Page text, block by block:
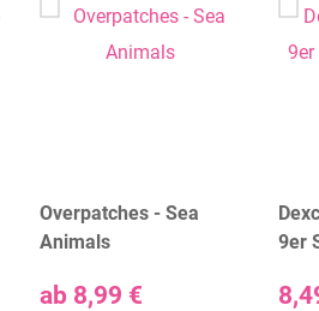
Overpatches - Sea
Animals
ab 8,99 €
9er